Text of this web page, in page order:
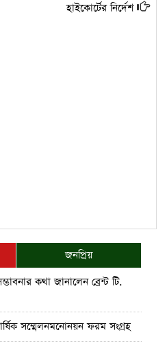
হাইকোর্টের নির্দেশ
জনপ্রিয়
কথা জানালেন ব্রেন্ট টি.
সম্মেলনমনোনয়ন ফরম সংগ্রহ